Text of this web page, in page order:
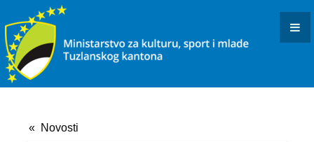
Novosti
KONKURSI I JAVNI POZIVI
OBAVJEŠTENJA I REZULTATI
KULTURA
USTANOVE I PREDUZEĆA KULTURE U RESORNOJ